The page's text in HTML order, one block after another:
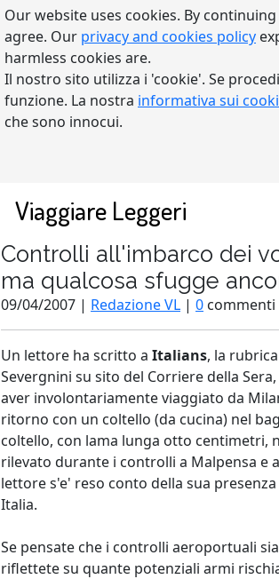
Our website uses cookies. By
agree. Our privacy and cookies policy
harmless cookies are.
Il nostro sito utilizza i 'cookie'. Se
funzione. La nostra informativa sui
che sono innocui.
Viaggiare Leggeri
Controlli all'imbarco dei
ma qualcosa sfugge
09/04/2007 | Redazione VL | 0 commenti
Un lettore ha scritto a Italians, la
Severgnini su sito del Corriere della
aver involontariamente viaggiato da
ritorno con un coltello (da cucina) nel
coltello, con lama lunga otto centimetri,
rilevato durante i controlli a Malpensa e
lettore s'e' reso conto della sua
Italia.
Se pensate che i controlli aeroportuali
riflettete su quante potenziali armi